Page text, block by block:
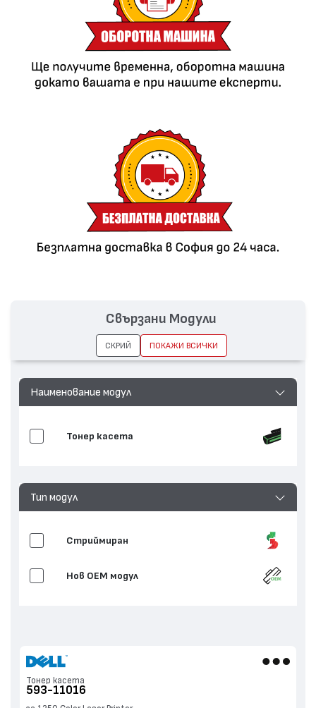
Наименование модул
Тонер касета
Тип модул
Стриймиран
Нов ОЕМ модул
Тонер касета
593-11016
Свързани Модули
СКРИЙ ПОКАЖИ ВСИЧКИ